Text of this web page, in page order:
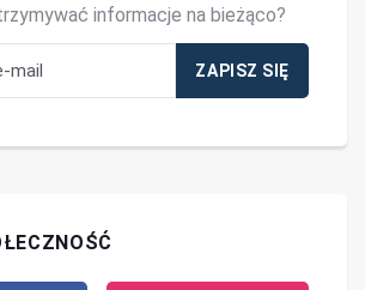
informacje na bieżąco?